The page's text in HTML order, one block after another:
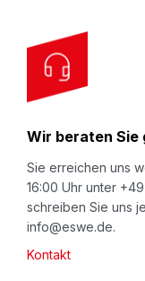
Wir beraten Sie
Sie erreichen uns
16:00 Uhr unter
schreiben Sie uns
info@eswe.de.
Kontakt